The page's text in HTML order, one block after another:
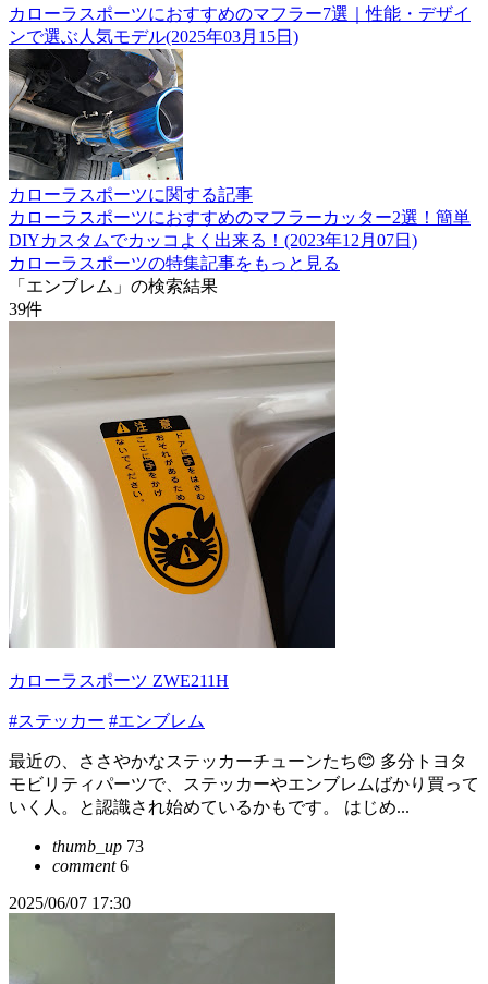
カローラスポーツにおすすめのマフラー7選｜性能・デザイ
ンで選ぶ人気モデル(2025年03月15日)
カローラスポーツに関する記事
カローラスポーツにおすすめのマフラーカッター2選！簡単
DIYカスタムでカッコよく出来る！(2023年12月07日)
カローラスポーツの特集記事をもっと見る
「エンブレム」の検索結果
39件
カローラスポーツ ZWE211H
#ステッカー #エンブレム
最近の、ささやかなステッカーチューンたち😊 多分トヨタ
モビリティパーツで、ステッカーやエンブレムばかり買って
いく人。と認識され始めているかもです。 はじめ...
thumb_up 73
comment6
2025/06/07 17:30